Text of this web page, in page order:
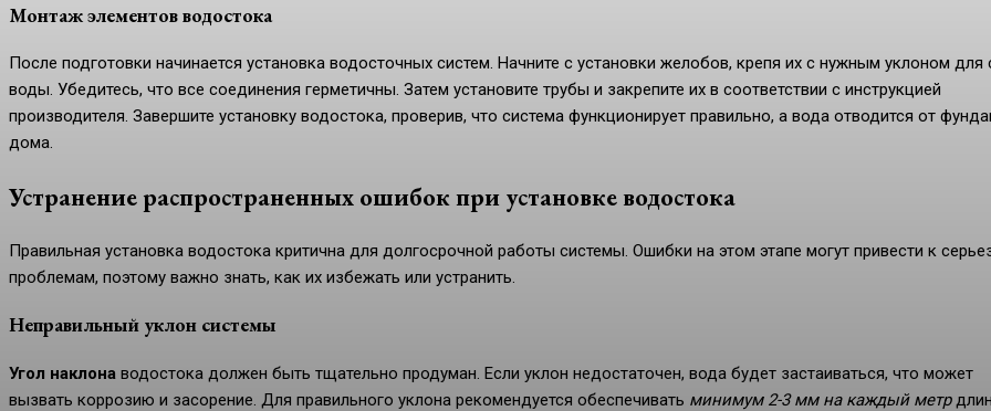
Монтаж элементов водостока
После подготовки начинается установка водосточных систем. Начните с установки желобов, крепя их с нужным уклоном для
воды. Убедитесь, что все соединения герметичны. Затем установите трубы и закрепите их в соответствии с инструкцией
производителя. Завершите установку водостока, проверив, что система функционирует правильно, а вода отводится от
дома.
Устранение распространенных ошибок при установке водостока
Правильная установка водостока критична для долгосрочной работы системы. Ошибки на этом этапе могут привести к
проблемам, поэтому важно знать, как их избежать или устранить.
Неправильный уклон системы
Угол наклона водостока должен быть тщательно продуман. Если уклон недостаточен, вода будет застаиваться, что может
вызвать коррозию и засорение. Для правильного уклона рекомендуется обеспечивать минимум 2-3 мм на каждый метр